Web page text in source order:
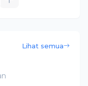
Lihat semua